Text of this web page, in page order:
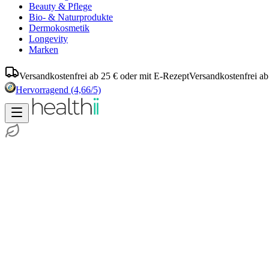
Beauty & Pflege
Bio- & Naturprodukte
Dermokosmetik
Longevity
Marken
Versandkostenfrei ab 25 € oder mit E-RezeptVersandkostenfrei
Hervorragend (4,66/5)